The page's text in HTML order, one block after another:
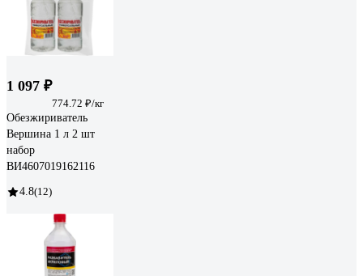
1 097 ₽
774.72 ₽/кг
Обезжириватель
Вершина 1 л 2 шт
набор
ВИ4607019162116
4.8(12)